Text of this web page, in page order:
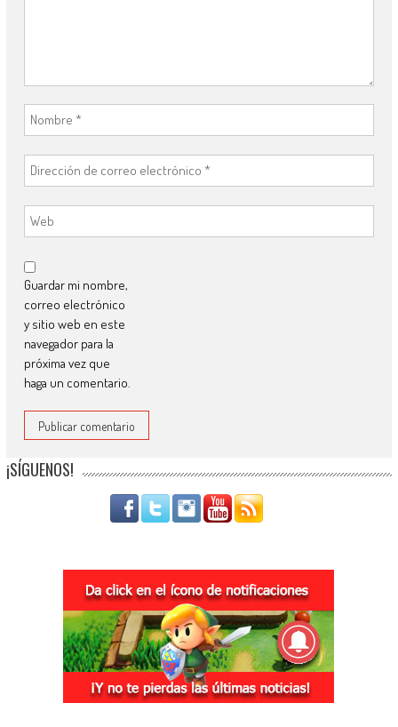
Guardar mi nombre,
correo electrónico
y sitio web en este
navegador para la
próxima vez que
haga un comentario.
¡SÍGUENOS!